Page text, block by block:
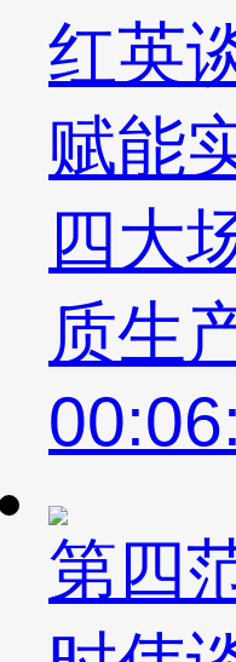
红英
赋能
四大
质生
第四